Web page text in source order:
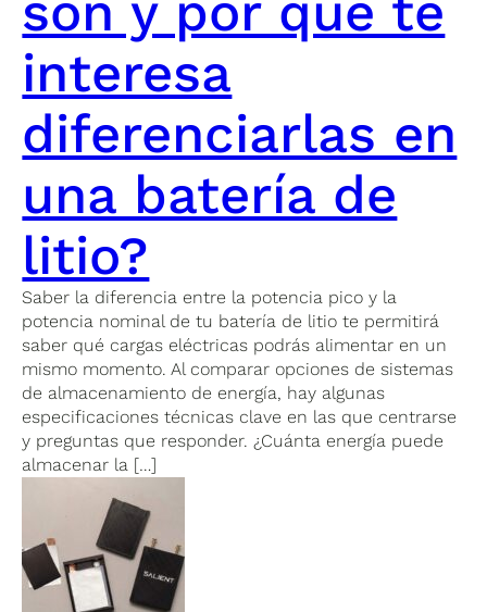
interesa
diferenciarlas en
una batería de
litio?
Saber la diferencia entre la potencia pico y la
potencia nominal de tu batería de litio te permitirá
saber qué cargas eléctricas podrás alimentar en un
mismo momento. Al comparar opciones de sistemas
de almacenamiento de energía, hay algunas
especificaciones técnicas clave en las que centrarse
y preguntas que responder. ¿Cuánta energía puede
almacenar la […]